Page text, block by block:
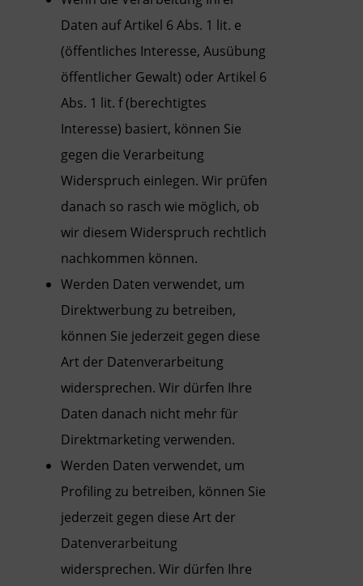
Daten auf Artikel 6 Abs. 1 lit. e
(öffentliches Interesse, Ausübung
öffentlicher Gewalt) oder Artikel 6
Abs. 1 lit. f (berechtigtes
Interesse) basiert, können Sie
gegen die Verarbeitung
Widerspruch einlegen. Wir prüfen
danach so rasch wie möglich, ob
wir diesem Widerspruch rechtlich
nachkommen können.
Werden Daten verwendet, um
Direktwerbung zu betreiben,
können Sie jederzeit gegen diese
Art der Datenverarbeitung
widersprechen. Wir dürfen Ihre
Daten danach nicht mehr für
Direktmarketing verwenden.
Werden Daten verwendet, um
Profiling zu betreiben, können Sie
jederzeit gegen diese Art der
Datenverarbeitung
widersprechen. Wir dürfen Ihre